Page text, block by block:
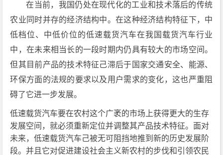
在当前，我国仍处在现代化的工业和技术落后的传统
农业同时并存的经济结构中。在这种经济结构特征下，中
低档位、中低价位的低速载货汽车在我国载货汽车行业
中，在未来相当长的一段时期内仍具有较大的市场空间。
但其目前产品的技术特征己滞后于国家交通安全、能源、
环保方面的法规的要求以及用户需求的变化，这也严重阻
碍了它进一步发展。
低速载货汽车要在农村这个广袤的市场上获得更大的生存
发展空间，就必须重新定位并调整其产品技术特征。面对
未来，低速载货汽车己被无可阻挡地推到新的历史发展阶
段。并且它对促进建设社会主义新农村的步伐和引领农民